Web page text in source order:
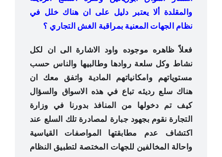
والمقلدة ألا يعتبر دليل على ان هناك خلل في
نظام الجهات المعنية بمراقبة الغش التجاري ؟
فعلاً ظاهره موجوده واود الاشارة الى ان لكل
نشاط وكل سلعة روادها وطالبيها والناس حسب
مستوياتهم وامكانياتهم المادية واتفق معك ان
هناك سلع رديئه تباع في هذه الاسواق والسؤال
كيف تم دخولها من المنافذ بدورنا في وزارة
التجارة نقوم بجهود جبارة لمصادرة تلك السلع عند
اكتشاف عدم مطابقتها المواصفات القياسية
واحالة المخالفين للجهات المختصة لتطبيق النظام